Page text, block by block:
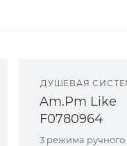
ДУШЕВАЯ
Am.Pm Like
F0780964
3 режима